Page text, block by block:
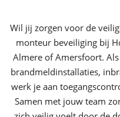
Wil jij zorgen voor de
monteur beveiliging bij
Almere of Amersfoort.
brandmeldinstallaties,
werk je aan
Samen met jouw team